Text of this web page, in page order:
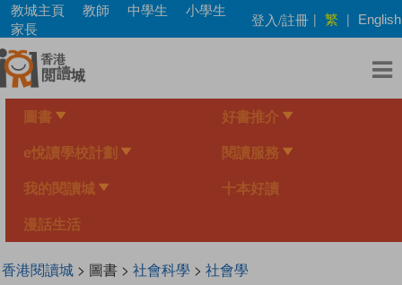
Skip
main
content
教城主頁 教師 中學生
小學生
家長
登入/註冊 | 繁 | English
圖書 好書推介
e悅讀學校計劃 閱讀服務
我的閱讀城 十本好讀
漫話生活
香港閱讀城> 圖書 > 社會科學 > 社會學